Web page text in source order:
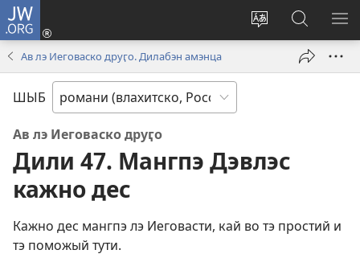
JW.ORG
Парув
Тэ
зажас
(открывается
Родэ
по
сайто
Ав лэ Иеговаско друӷо. Дилабэн амэнца
ШЫБ
Ав лэ Иеговаско друӷо
Дили 47. Мангпэ Дэвлэс
кажно дес
Кажно дес мангпэ лэ Иеговасти, кай во тэ простий и
тэ поможый тути.